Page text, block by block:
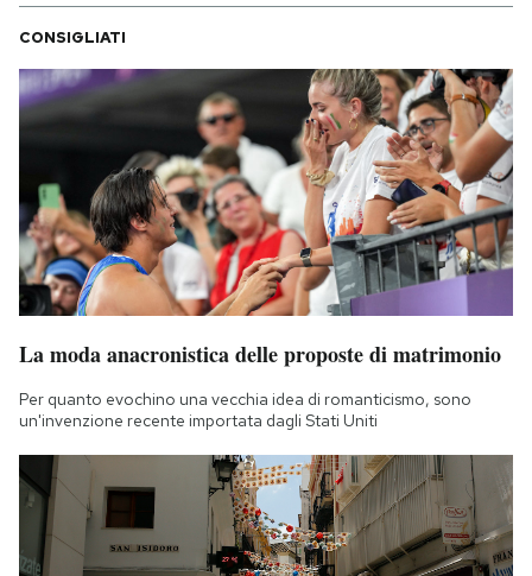
CONSIGLIATI
La moda anacronistica delle proposte di matrimonio
Per quanto evochino una vecchia idea di romanticismo, sono
un'invenzione recente importata dagli Stati Uniti